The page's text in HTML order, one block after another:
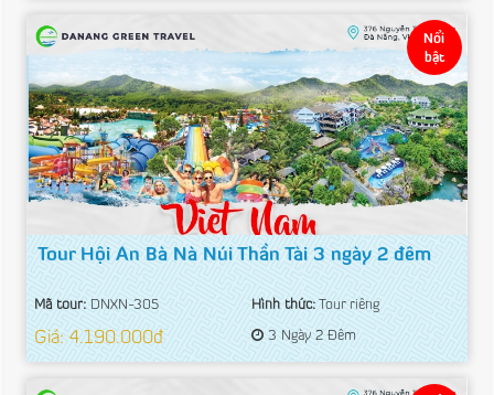
Nổi
bật
Tour Hội An Bà Nà Núi Thần Tài 3 ngày 2 đêm
Mã tour:DNXN-305 Hình thức:Tour riêng
Giá: 4.190.000đ 3 Ngày 2 Đêm